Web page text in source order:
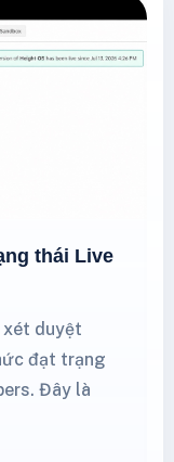
thái Live
xét duyệt
đạt trạng
Đây là